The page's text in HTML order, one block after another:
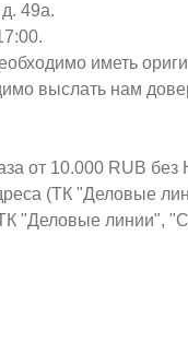
49а.
иметь
выслать нам
от 10.000 RUB
(ТК
"Деловые